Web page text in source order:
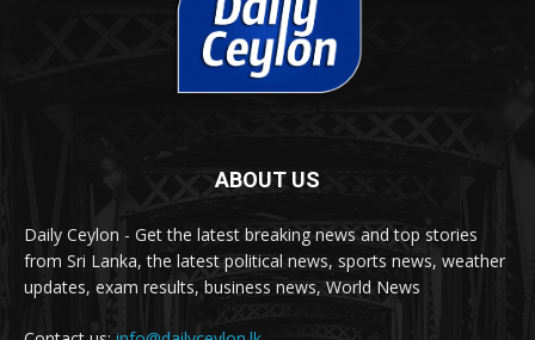
ABOUT US
Daily Ceylon - Get the latest breaking news and top stories
from Sri Lanka, the latest political news, sports news, weather
updates, exam results, business news, World News